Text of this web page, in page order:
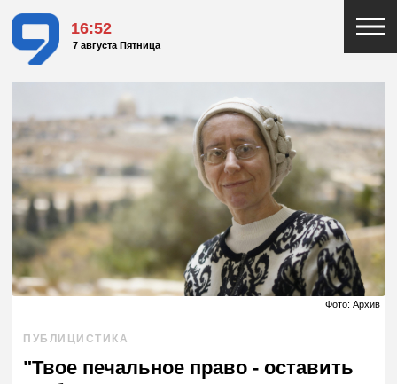
16:52
7 августа Пятница
Фото: Архив
ПУБЛИЦИСТИКА
"Твое печальное право - оставить